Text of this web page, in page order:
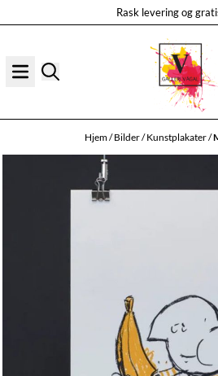
Rask levering og
Hjem/Bilder/Kunstplakater/